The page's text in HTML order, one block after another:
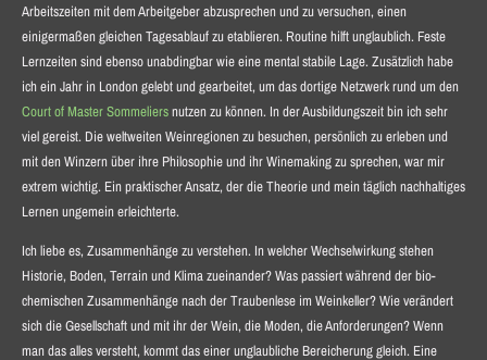
Arbeitszeiten mit dem Arbeitgeber abzusprechen und zu versuchen, einen
einigermaßen gleichen Tagesablauf zu etablieren. Routine hilft unglaublich. Feste
Lernzeiten sind ebenso unabdingbar wie eine mental stabile Lage. Zusätzlich habe
ich ein Jahr in London gelebt und gearbeitet, um das dortige Netzwerk rund um den
Court of Master Sommeliersnutzen zu können. In der Ausbildungszeit bin ich sehr
viel gereist. Die weltweiten Weinregionen zu besuchen, persönlich zu erleben und
mit den Winzern über ihre Philosophie und ihr Winemaking zu sprechen, war mir
extrem wichtig. Ein praktischer Ansatz, der die Theorie und mein täglich nachhaltiges
Lernen ungemein erleichterte.
Ich liebe es, Zusammenhänge zu verstehen. In welcher Wechselwirkung stehen
Historie, Boden, Terrain und Klima zueinander? Was passiert während der bio-
chemischen Zusammenhänge nach der Traubenlese im Weinkeller? Wie verändert
sich die Gesellschaft und mit ihr der Wein, die Moden, die Anforderungen? Wenn
man das alles versteht, kommt das einer unglaubliche Bereicherung gleich. Eine